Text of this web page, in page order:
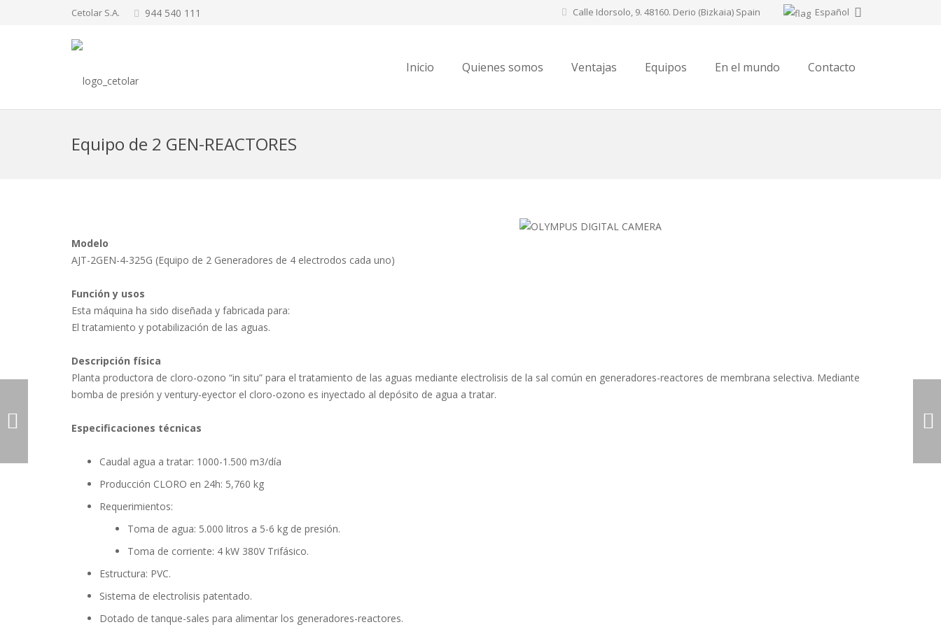
Cetolar S.A. 944 540 111 Calle Idorsolo, 9. 48160. Derio (Bizkaia) Spain Español
Inicio Quienes somos Ventajas Equipos En el mundo Contacto
Equipo de 2 GEN-REACTORES
Modelo
AJT-2GEN-4-325G (Equipo de 2 Generadores de 4 electrodos cada uno)
Función y usos
Esta máquina ha sido diseñada y fabricada para:
El tratamiento y potabilización de las aguas.
Descripción física
Planta productora de cloro-ozono “in situ” para el tratamiento de las aguas mediante electrolisis de la sal común en generadores-reactores de membrana selectiva. Mediante
bomba de presión y ventury-eyector el cloro-ozono es inyectado al depósito de agua a tratar.
Especificaciones técnicas
Caudal agua a tratar: 1000-1.500 m3/día
Producción CLORO en 24h: 5,760 kg
Requerimientos:
Toma de agua: 5.000 litros a 5-6 kg de presión.
Toma de corriente: 4 kW 380V Trifásico.
Estructura: PVC.
Sistema de electrolisis patentado.
Dotado de tanque-sales para alimentar los generadores-reactores.